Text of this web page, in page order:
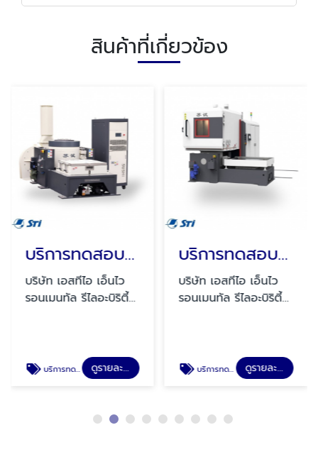
สินค้าที่เกี่ยวข้อง
บริการทดสอบการสั่นสะเทือน
บริษัท เอสทีไอ เอ็นไว
รอนเมนทัล รีไลอะบิริตี้
บริการทดสอบการสั่นสะเทือน ดูรายละเอียด
บริการทดสอบความทนทานของชิ้นส่วนยานยนต์
บริษัท เอสทีไอ เอ็นไว
รอนเมนทัล รีไลอะบิริตี้
บริการทดสอบความทนทานของชิ้นส่วนยานยนต์ ดูรายละเอียด